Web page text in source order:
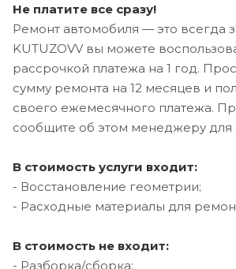
Не платите все сразу!
Ремонт автомобиля — это всегда
KUTUZOVV вы можете
рассрочкой платежа на 1 год.
сумму ремонта на 12 месяцев и
своего ежемесячного платежа.
сообщите об этом менеджеру
В стоимость услуги входит:
- Восстановление геометрии;
- Расходные материалы для
В стоимость не входит:
- Разборка/сборка;